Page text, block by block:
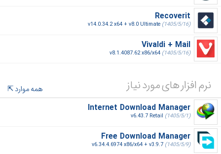
Recoverit
v14.0.34.2 x64 + v8.0 Ultimate (1405/5/16)
Vivaldi + Mail
v8.1.4087.62 x86/x64 (1405/5/16)
نرم افزار های مورد نیاز
همه موارد
Internet Download Manager
v6.43.7 Retail (1405/5/1)
Free Download Manager
v6.34.4.6974 x86/x64 + v3.9.7 (1405/5/9)